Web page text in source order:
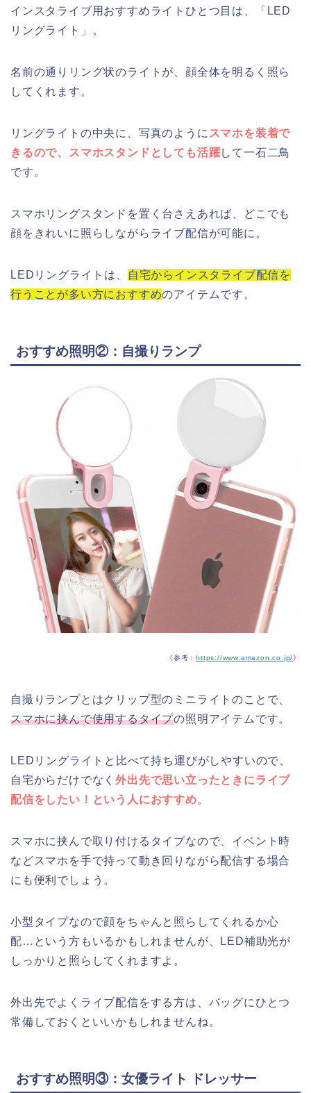
インスタライブ用おすすめライトひとつ目は、「LED
リングライト」。
名前の通りリング状のライトが、顔全体を明るく照ら
してくれます。
リングライトの中央に、写真のように スマホを装着で
きるので、スマホスタンドとしても活躍して一石二鳥
です。
スマホリングスタンドを置く台さえあれば、どこでも
顔をきれいに照らしながらライブ配信が可能に。
LEDリングライトは、
自宅からインスタライブ配信を
行うことが多い方におすすめのアイテムです。
おすすめ照明②：自撮りランプ
《参考：https://www.amazon.co.jp/》
自撮りランプとはクリップ型のミニライトのことで、
スマホに挟んで使用するタイプの照明アイテムです。
LEDリングライトと比べて持ち運びがしやすいので、
自宅からだけでなく外出先で思い立ったときにライブ
配信をしたい！という人におすすめ。
スマホに挟んで取り付けるタイプなので、イベント時
などスマホを手で持って動き回りながら配信する場合
にも便利でしょう。
小型タイプなので顔をちゃんと照らしてくれるか心
配…という方もいるかもしれませんが、LED補助光が
しっかりと照らしてくれますよ。
外出先でよくライブ配信をする方は、バッグにひとつ
常備しておくといいかもしれませんね。
おすすめ照明③：女優ライト ドレッサー